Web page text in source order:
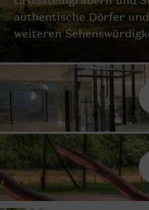
authentische Dörfer
weiteren